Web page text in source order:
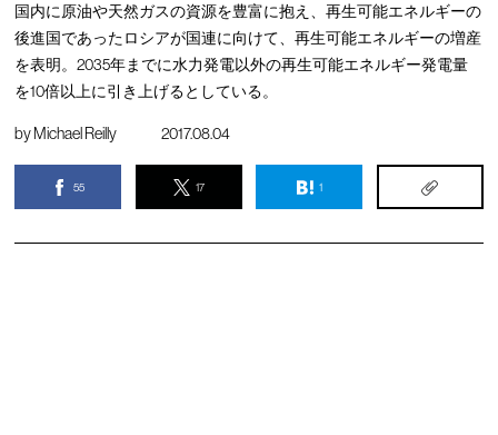
国内に原油や天然ガスの資源を豊富に抱え、再生可能エネルギーの
後進国であったロシアが国連に向けて、再生可能エネルギーの増産
を表明。2035年までに水力発電以外の再生可能エネルギー発電量
を10倍以上に引き上げるとしている。
byMichael Reilly 2017.08.04
55 17 1